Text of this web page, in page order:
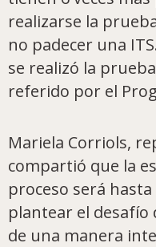
realizarse la
no padecer una
se realizó la
referido por el
Mariela Corriols,
compartió que la
proceso será hasta
plantear el desafío
de una manera